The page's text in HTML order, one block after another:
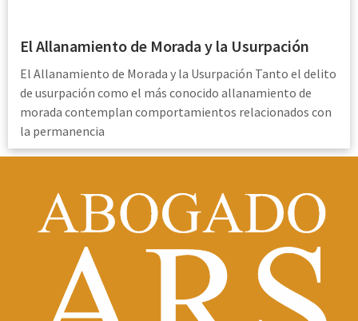
El Allanamiento de Morada y la Usurpación
El Allanamiento de Morada y la Usurpación Tanto el delito
de usurpación como el más conocido allanamiento de
morada contemplan comportamientos relacionados con
la permanencia